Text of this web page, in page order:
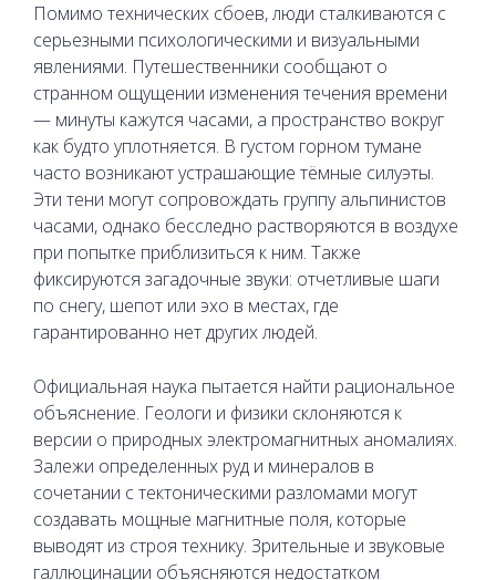
Помимо технических сбоев, люди сталкиваются с
серьезными психологическими и визуальными
явлениями. Путешественники сообщают о
странном ощущении изменения течения времени
— минуты кажутся часами, а пространство вокруг
как будто уплотняется. В густом горном тумане
часто возникают устрашающие тёмные силуэты.
Эти тени могут сопровождать группу альпинистов
часами, однако бесследно растворяются в воздухе
при попытке приблизиться к ним. Также
фиксируются загадочные звуки: отчетливые шаги
по снегу, шепот или эхо в местах, где
гарантированно нет других людей.
Официальная наука пытается найти рациональное
объяснение. Геологи и физики склоняются к
версии о природных электромагнитных аномалиях.
Залежи определенных руд и минералов в
сочетании с тектоническими разломами могут
создавать мощные магнитные поля, которые
выводят из строя технику. Зрительные и звуковые
галлюцинации объясняются недостатком